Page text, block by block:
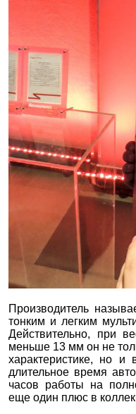
Производитель
тонким и легким
Действительно, при
меньше 13 мм он не
характеристике, но
длительное время
часов работы на
еще один плюс в